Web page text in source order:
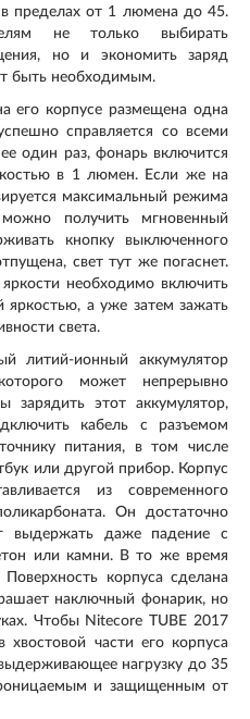
в пределах от 1 люмена до 45.
не только выбирать
но и экономить заряд
быть необходимым.
его корпусе размещена одна
справляется со всеми
один раз, фонарь включится
в 1 люмен. Если же на
максимальный режима
получить мгновенный
кнопку выключенного
свет тут же погаснет.
необходимо включить
яркостью, а уже затем зажать
света.
литий-ионный аккумулятор
может непрерывно
зарядить этот аккумулятор,
кабель с разъемом
питания, в том числе
или другой прибор. Корпус
из современного
Он достаточно
выдержать даже падение с
или камни. В то же время
корпуса сделана
наключный фонарик, но
Чтобы Nitecore TUBE 2017
части его корпуса
нагрузку до 35
и защищенным от